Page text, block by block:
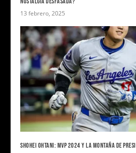
13 febrero, 2025
SHOHEI OHTANI: MVP 2024 Y LA MONTAÑA DE